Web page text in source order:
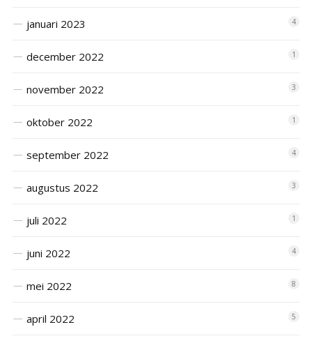
januari 2023 4
december 2022 1
november 2022 3
oktober 2022 1
september 2022 4
augustus 2022 3
juli 2022 1
juni 2022 4
mei 2022 8
april 2022 5